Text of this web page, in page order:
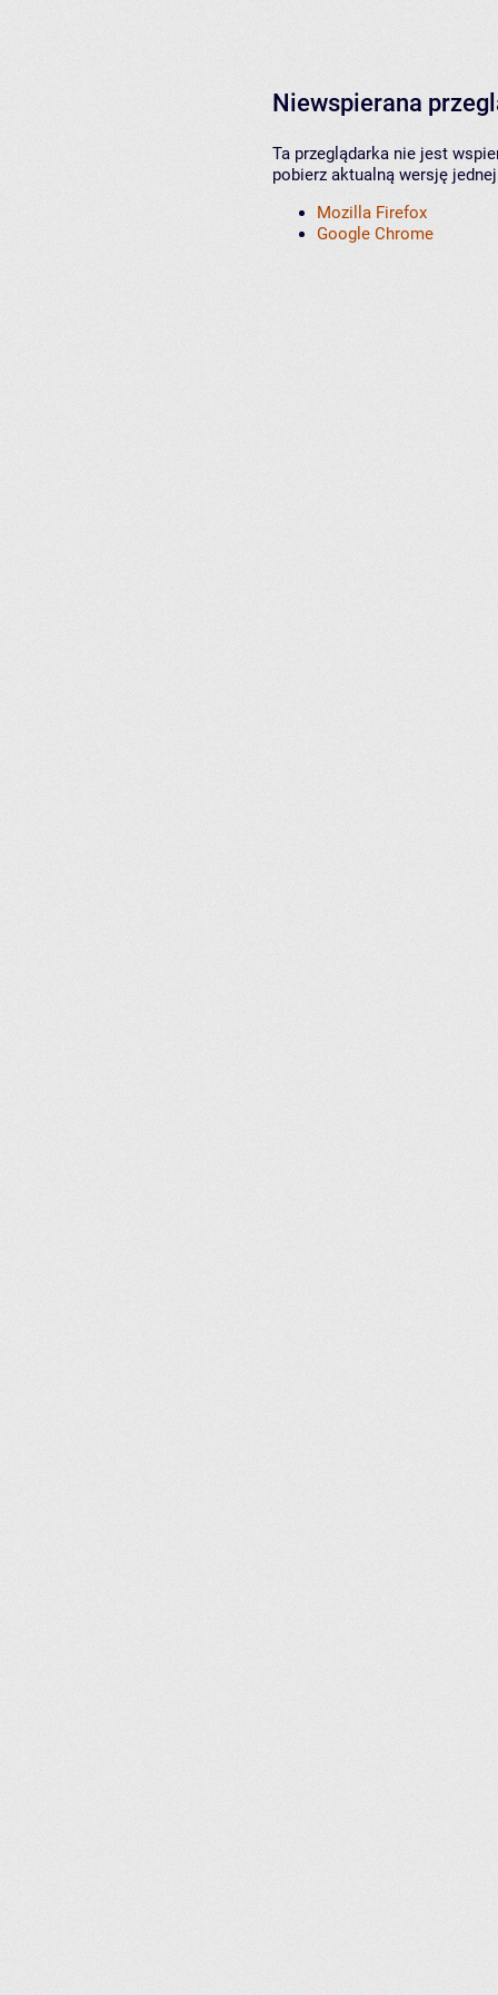
Niewspierana
Ta przeglądarka nie jest
pobierz aktualną wersję
Mozilla Firefox
Google Chrome